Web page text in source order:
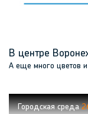
В центре
А еще много цветов
Городская среда